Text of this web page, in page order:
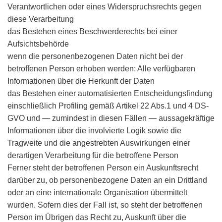
Verantwortlichen oder eines Widerspruchsrechts gegen
diese Verarbeitung
das Bestehen eines Beschwerderechts bei einer
Aufsichtsbehörde
wenn die personenbezogenen Daten nicht bei der
betroffenen Person erhoben werden: Alle verfügbaren
Informationen über die Herkunft der Daten
das Bestehen einer automatisierten Entscheidungsfindung
einschließlich Profiling gemäß Artikel 22 Abs.1 und 4 DS-
GVO und — zumindest in diesen Fällen — aussagekräftige
Informationen über die involvierte Logik sowie die
Tragweite und die angestrebten Auswirkungen einer
derartigen Verarbeitung für die betroffene Person
Ferner steht der betroffenen Person ein Auskunftsrecht
darüber zu, ob personenbezogene Daten an ein Drittland
oder an eine internationale Organisation übermittelt
wurden. Sofern dies der Fall ist, so steht der betroffenen
Person im Übrigen das Recht zu, Auskunft über die